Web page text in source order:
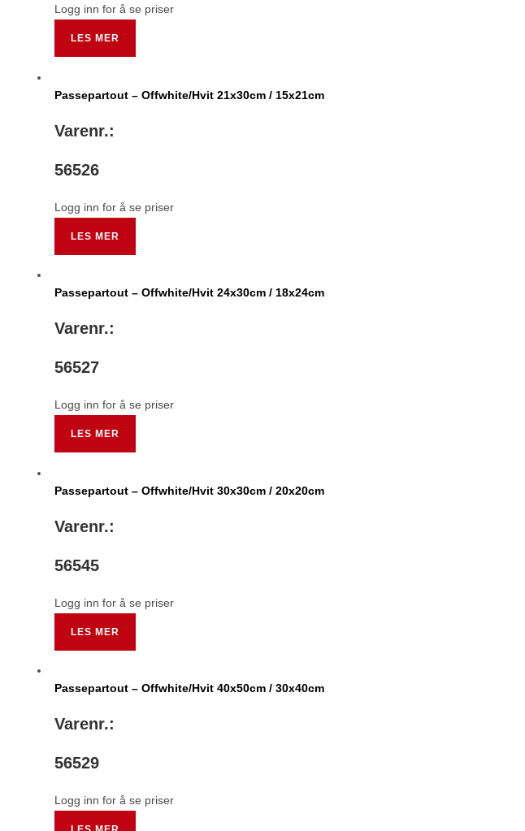
Logg inn for å se priser
LES MER
Passepartout – Offwhite/Hvit 21x30cm / 15x21cm
Varenr.:
56526
Logg inn for å se priser
LES MER
Passepartout – Offwhite/Hvit 24x30cm / 18x24cm
Varenr.:
56527
Logg inn for å se priser
LES MER
Passepartout – Offwhite/Hvit 30x30cm / 20x20cm
Varenr.:
56545
Logg inn for å se priser
LES MER
Passepartout – Offwhite/Hvit 40x50cm / 30x40cm
Varenr.:
56529
Logg inn for å se priser